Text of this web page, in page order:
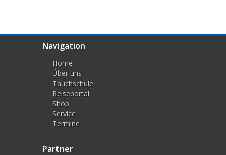
Navigation
Home
Über uns
Tauchschule
Reiseportal
Shop
Service
Termine
Partner